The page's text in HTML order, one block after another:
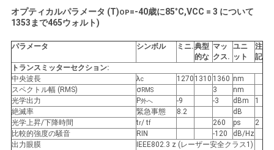
要
求
し
な
さ
い
オプティカルパラメータ (T)OP=-40歳に85°C,VCC = 3 について
1353まで465ウォルト)
パラメータ シンボル ミニ.典型
的な
マッ
クス.
ユニ
ット
注
記
トランスミッターセクション:
中央波長
λc 1270 1310 1360 nm
スペクトル幅 (RMS)
σRMS 3
nm
光学出力
P外へ -9 -3 dBm
1
絶滅率
緊急事態 8.2
dB
光学上昇/下降時間
tr/ tf 260 ps
2
比較的強度の騒音
RIN -120
dB/Hz
出力眼膜
IEEE802.3 z (レーザー安全クラス1)